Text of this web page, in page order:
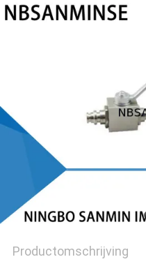
Productomschrijving